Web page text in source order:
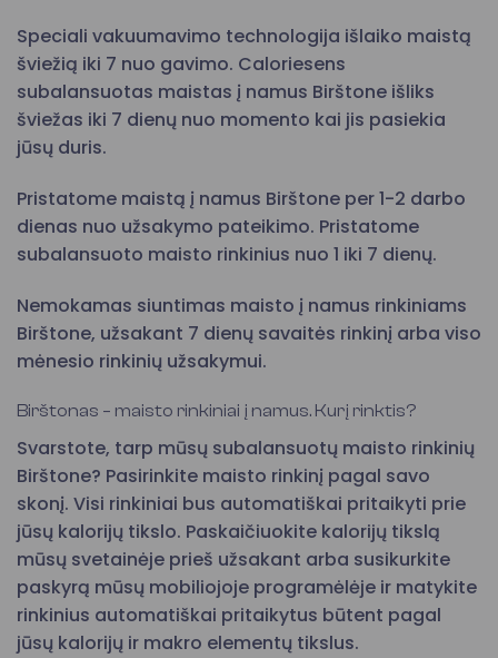
Speciali vakuumavimo technologija išlaiko maistą
šviežią iki 7 nuo gavimo. Caloriesens
subalansuotas maistas į namus Birštone išliks
šviežas iki 7 dienų nuo momento kai jis pasiekia
jūsų duris.
Pristatome maistą į namus Birštone per 1-2 darbo
dienas nuo užsakymo pateikimo. Pristatome
subalansuoto maisto rinkinius nuo 1 iki 7 dienų.
Nemokamas siuntimas maisto į namus rinkiniams
Birštone, užsakant 7 dienų savaitės rinkinį arba viso
mėnesio rinkinių užsakymui.
Birštonas – maisto rinkiniai į namus. Kurį rinktis?
Svarstote, tarp mūsų subalansuotų maisto rinkinių
Birštone? Pasirinkite maisto rinkinį pagal savo
skonį. Visi rinkiniai bus automatiškai pritaikyti prie
jūsų kalorijų tikslo. Paskaičiuokite kalorijų tikslą
mūsų svetainėje prieš užsakant arba susikurkite
paskyrą mūsų mobiliojoje programėlėje ir matykite
rinkinius automatiškai pritaikytus būtent pagal
jūsų kalorijų ir makro elementų tikslus.